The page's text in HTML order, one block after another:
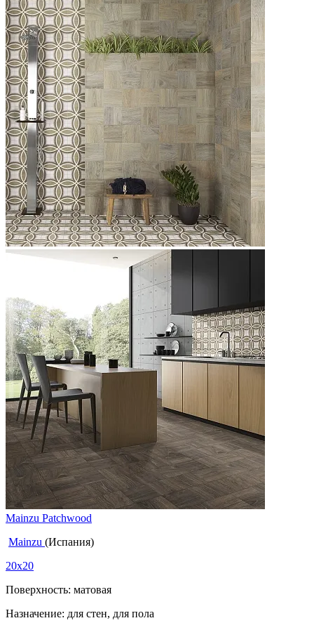
Mainzu Patchwood
Mainzu (Испания)
20x20
Поверхность: матовая
Назначение: для стен, для пола